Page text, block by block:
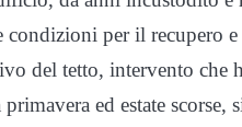
per il recupero e
del tetto, intervento che
ed estate scorse,